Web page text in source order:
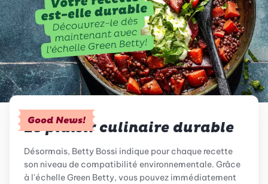
Good News!
Le plaisir culinaire durable
Désormais, Betty Bossi indique pour chaque recette
son niveau de compatibilité environnementale. Grâce
à l'échelle Green Betty, vous pouvez immédiatement